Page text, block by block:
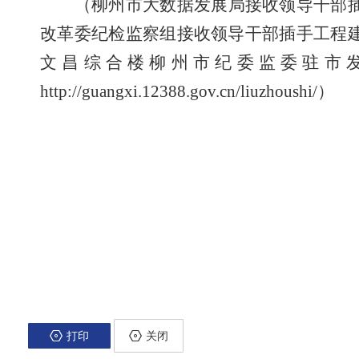
（柳州市大数据发展局接收领导干
改革委纪检监察组接收领导干部插手工程
文昌综合楼柳州市纪委监委驻市
http://guangxi.12388.gov.cn/liuzhoushi/）
打印 关闭